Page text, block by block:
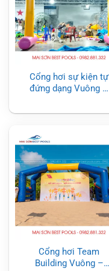
Cổng hơi sự kiện tự
đứng dạng Vuông –
Cổng hơi Team
Building Vuông –